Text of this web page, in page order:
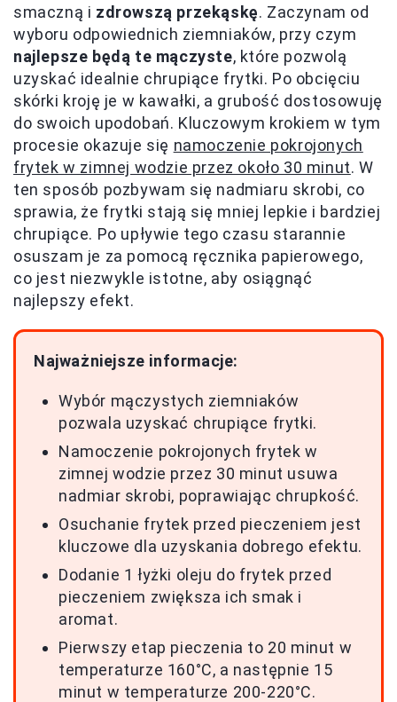
smaczną i zdrowszą przekąskę. Zaczynam od
wyboru odpowiednich ziemniaków, przy czym
najlepsze będą te mączyste, które pozwolą
uzyskać idealnie chrupiące frytki. Po obcięciu
skórki kroję je w kawałki, a grubość dostosowuję
do swoich upodobań. Kluczowym krokiem w tym
procesie okazuje się namoczenie pokrojonych
frytek w zimnej wodzie przez około 30 minut. W
ten sposób pozbywam się nadmiaru skrobi, co
sprawia, że frytki stają się mniej lepkie i bardziej
chrupiące. Po upływie tego czasu starannie
osuszam je za pomocą ręcznika papierowego,
co jest niezwykle istotne, aby osiągnąć
najlepszy efekt.
Najważniejsze informacje:
Wybór mączystych ziemniaków
pozwala uzyskać chrupiące frytki.
Namoczenie pokrojonych frytek w
zimnej wodzie przez 30 minut usuwa
nadmiar skrobi, poprawiając chrupkość.
Osuchanie frytek przed pieczeniem jest
kluczowe dla uzyskania dobrego efektu.
Dodanie 1 łyżki oleju do frytek przed
pieczeniem zwiększa ich smak i
aromat.
Pierwszy etap pieczenia to 20 minut w
temperaturze 160°C, a następnie 15
minut w temperaturze 200-220°C.